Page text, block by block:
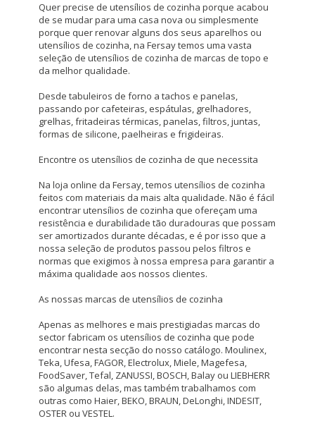
Quer precise de utensílios de cozinha porque acabou
de se mudar para uma casa nova ou simplesmente
porque quer renovar alguns dos seus aparelhos ou
utensílios de cozinha, na Fersay temos uma vasta
seleção de utensílios de cozinha de marcas de topo e
da melhor qualidade.
Desde tabuleiros de forno a tachos e panelas,
passando por cafeteiras, espátulas, grelhadores,
grelhas, fritadeiras térmicas, panelas, filtros, juntas,
formas de silicone, paelheiras e frigideiras.
Encontre os utensílios de cozinha de que necessita
Na loja online da Fersay, temos utensílios de cozinha
feitos com materiais da mais alta qualidade. Não é fácil
encontrar utensílios de cozinha que ofereçam uma
resistência e durabilidade tão duradouras que possam
ser amortizados durante décadas, e é por isso que a
nossa seleção de produtos passou pelos filtros e
normas que exigimos à nossa empresa para garantir a
máxima qualidade aos nossos clientes.
As nossas marcas de utensílios de cozinha
Apenas as melhores e mais prestigiadas marcas do
sector fabricam os utensílios de cozinha que pode
encontrar nesta secção do nosso catálogo. Moulinex,
Teka, Ufesa, FAGOR, Electrolux, Miele, Magefesa,
FoodSaver, Tefal, ZANUSSI, BOSCH, Balay ou LIEBHERR
são algumas delas, mas também trabalhamos com
outras como Haier, BEKO, BRAUN, DeLonghi, INDESIT,
OSTER ou VESTEL.